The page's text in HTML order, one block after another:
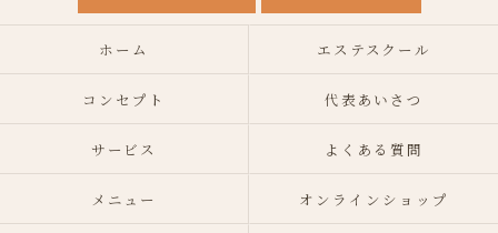
ホーム エステスクール
コンセプト 代表あいさつ
サービス よくある質問
メニュー オンラインショップ